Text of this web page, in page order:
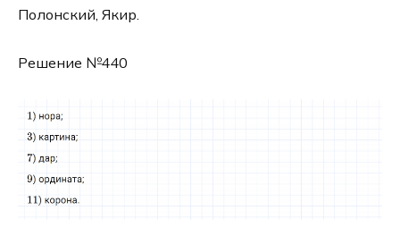
Полонский, Якир.
Решение №440